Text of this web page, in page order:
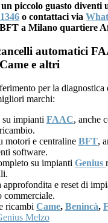
piccolo guasto diventi
o contattaci via
BFT a Milano quartiere
automatici
e altri
per la diagnostica
marchi:
impianti FAAC, anche
motori e centraline BFT,
software.
su impianti Genius
approfondita e reset di
commerciale.
ricambi Came, Benincà,
Melzo